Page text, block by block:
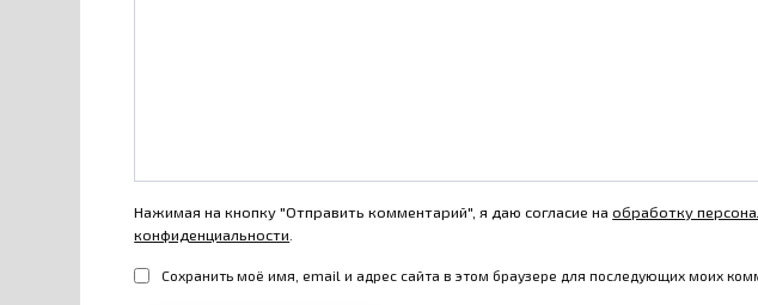
Нажимая на кнопку "Отправить комментарий", я даю согласие наобработку
конфиденциальности
Сохранить моё имя, email и адрес сайта в этом браузере для последующих моих